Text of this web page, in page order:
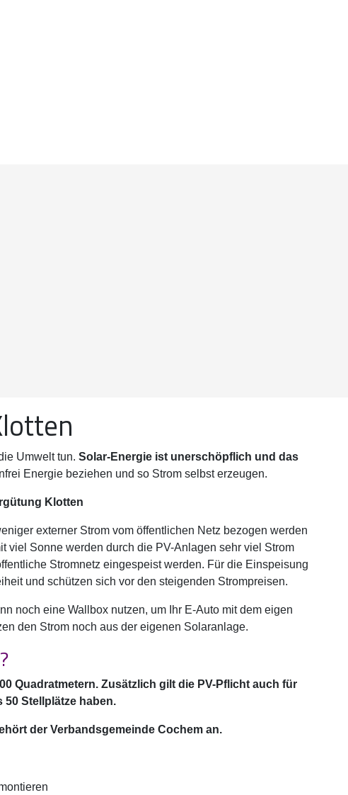
Umwelt tun. Solar-Energie ist unerschöpflich und das
Energie beziehen und so Strom selbst erzeugen.
Klotten
externer Strom vom öffentlichen Netz bezogen werden
viel Sonne werden durch die PV-Anlagen sehr viel Strom
Stromnetz eingespeist werden. Für die Einspeisung
und schützen sich vor den steigenden Strompreisen.
noch eine Wallbox nutzen, um Ihr E-Auto mit dem eigen
den Strom noch aus der eigenen Solaranlage.
Quadratmetern. Zusätzlich gilt die PV-Pflicht auch für
Stellplätze haben.
der Verbandsgemeinde Cochem an.